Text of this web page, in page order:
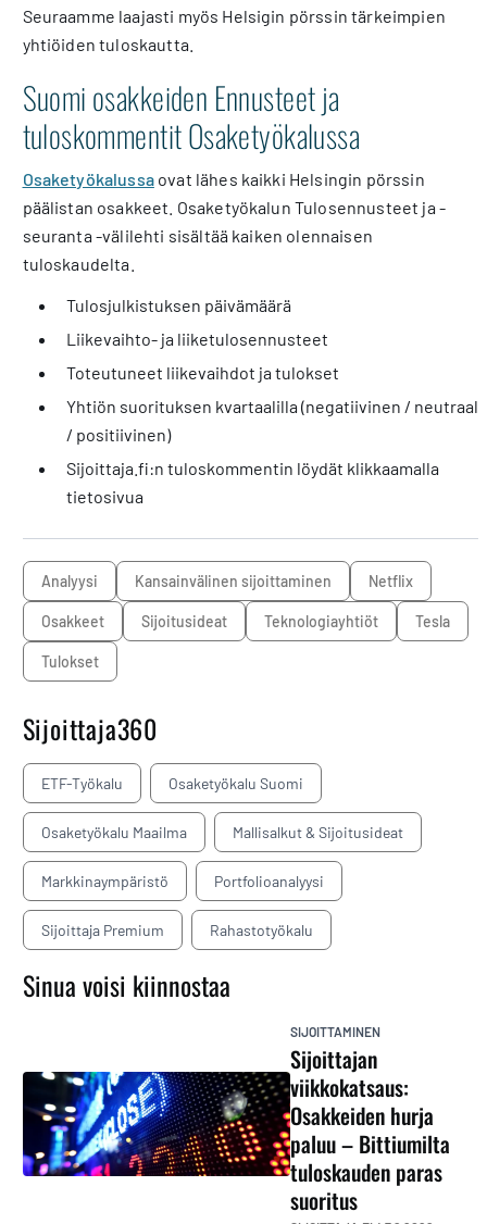
Seuraamme laajasti myös Helsigin pörssin tärkeimpien
yhtiöiden tuloskautta.
Suomi osakkeiden Ennusteet ja
tuloskommentit Osaketyökalussa
Osaketyökalussaovat lähes kaikki Helsingin pörssin
päälistan osakkeet. Osaketyökalun Tulosennusteet ja -
seuranta -välilehti sisältää kaiken olennaisen
tuloskaudelta.
Tulosjulkistuksen päivämäärä
Liikevaihto- ja liiketulosennusteet
Toteutuneet liikevaihdot ja tulokset
Yhtiön suorituksen kvartaalilla (negatiivinen / neutraali
/ positiivinen)
Sijoittaja.fi:n tuloskommentin löydät klikkaamalla
tietosivua
analyysi kansainvälinen sijoittaminen Netflix
osakkeet sijoitusideat teknologiayhtiöt Tesla
tulokset
Sijoittaja360
ETF-Työkalu Osaketyökalu Suomi
Osaketyökalu Maailma Mallisalkut & Sijoitusideat
Markkinaympäristö Portfolioanalyysi
Sijoittaja Premium Rahastotyökalu
Sinua voisi kiinnostaa
SIJOITTAMINEN
Sijoittajan
viikkokatsaus:
Osakkeiden hurja
paluu – Bittiumilta
tuloskauden paras
suoritus